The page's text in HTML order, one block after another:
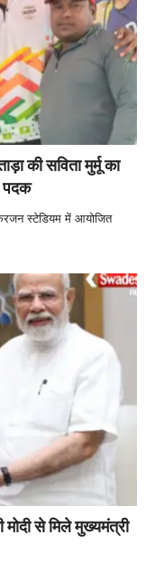
की सविता मुर्मू का
पदक
स्टेडियम में आयोजित
से मिले मुख्यमंत्री